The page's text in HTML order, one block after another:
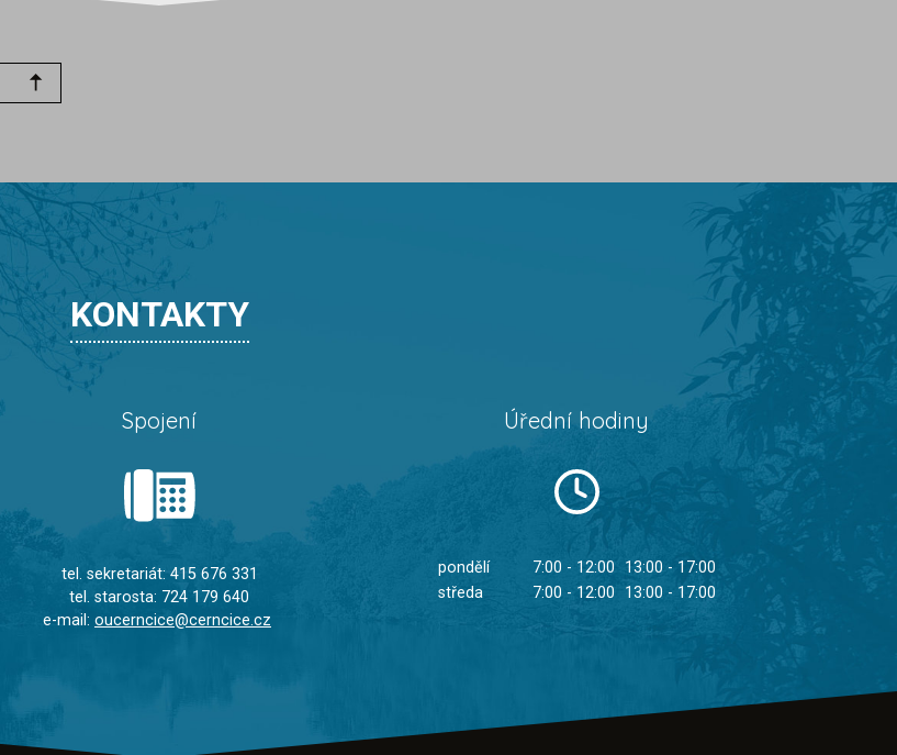
KONTAKTY
Spojení
tel. sekretariát: 415 676 331
tel. starosta: 724 179 640
e-mail: oucerncice@cerncice.cz
Úřední hodiny
pondělí 7:00 - 12:00
13:00 - 17:00
středa
7:00 - 12:00 13:00 - 17:00